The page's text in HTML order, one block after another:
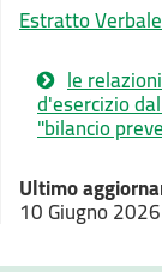
Estratto
le
d'esercizio
"bilancio
Ultimo
10 Giugno 2026